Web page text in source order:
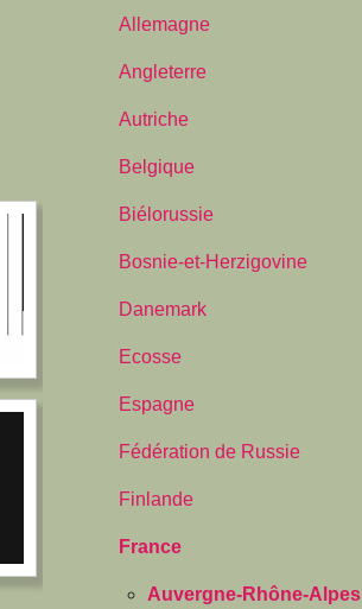
Allemagne
Angleterre
Autriche
Belgique
Biélorussie
Bosnie-et-Herzigovine
Danemark
Ecosse
Espagne
Fédération de Russie
Finlande
France
Auvergne-Rhône-Alpes